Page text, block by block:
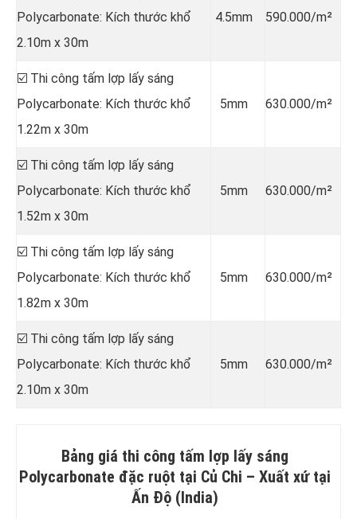
Polycarbonate: Kích thước khổ
2.10m x 30m
4.5mm 590.000/m²
☑️ Thi công tấm lợp lấy sáng
Polycarbonate: Kích thước khổ
1.22m x 30m
5mm 630.000/m²
☑️ Thi công tấm lợp lấy sáng
Polycarbonate: Kích thước khổ
1.52m x 30m
5mm 630.000/m²
☑️ Thi công tấm lợp lấy sáng
Polycarbonate: Kích thước khổ
1.82m x 30m
5mm 630.000/m²
☑️ Thi công tấm lợp lấy sáng
Polycarbonate: Kích thước khổ
2.10m x 30m
5mm 630.000/m²
Bảng giá thi công tấm lợp lấy sáng
Polycarbonate đặc ruột tại Củ Chi – Xuất xứ tại
Ấn Độ (India)